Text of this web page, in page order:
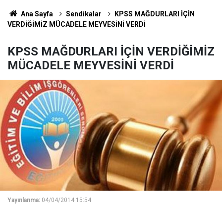
Ana Sayfa Sendikalar
KPSS MAĞDURLARI İÇİN
VERDİĞİMİZ MÜCADELE MEYVESİNİ VERDİ
KPSS MAĞDURLARI İÇİN VERDİĞİMİZ
MÜCADELE MEYVESİNİ VERDİ
Yayınlanma: 04/04/2014 15:54